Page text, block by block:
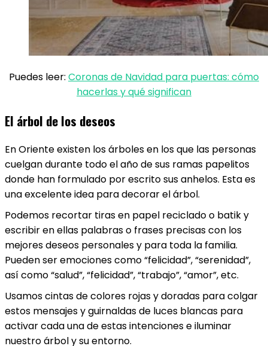
Puedes leer: Coronas de Navidad para puertas: cómo
hacerlas y qué significan
El árbol de los deseos
En Oriente existen los árboles en los que las personas
cuelgan durante todo el año de sus ramas papelitos
donde han formulado por escrito sus anhelos. Esta es
una excelente idea para decorar el árbol.
Podemos recortar tiras en papel reciclado o batik y
escribir en ellas palabras o frases precisas con los
mejores deseos personales y para toda la familia.
Pueden ser emociones como “felicidad”, “serenidad”,
así como “salud”, “felicidad”, “trabajo”, “amor”, etc.
Usamos cintas de colores rojas y doradas para colgar
estos mensajes y guirnaldas de luces blancas para
activar cada una de estas intenciones e iluminar
nuestro árbol y su entorno.